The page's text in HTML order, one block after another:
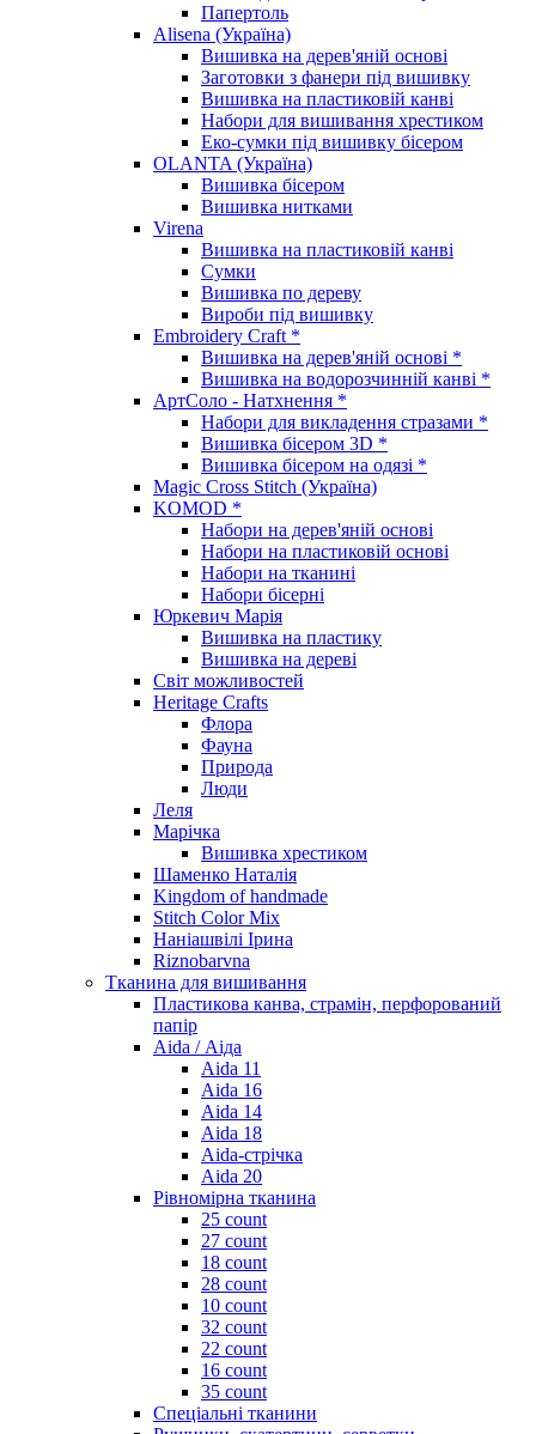
Папертоль
Alisena (Україна)
Вишивка на дерев'яній основі
Заготовки з фанери під вишивку
Вишивка на пластиковій канві
Набори для вишивання хрестиком
Еко-сумки під вишивку бісером
OLANTA (Україна)
Вишивка бісером
Вишивка нитками
Virena
Вишивка на пластиковій канві
Сумки
Вишивка по дереву
Вироби під вишивку
Embroidery Craft *
Вишивка на дерев'яній основі *
Вишивка на водорозчинній канві *
АртСоло - Натхнення *
Набори для викладення стразами *
Вишивка бісером 3D *
Вишивка бісером на одязі *
Magic Cross Stitch (Україна)
KOMOD *
Набори на дерев'яній основі
Набори на пластиковій основі
Набори на тканині
Набори бісерні
Юркевич Марія
Вишивка на пластику
Вишивка на дереві
Світ можливостей
Heritage Crafts
Флора
Фауна
Природа
Люди
Леля
Марічка
Вишивка хрестиком
Шаменко Наталія
Kingdom of handmade
Stitch Color Mix
Наніашвілі Ірина
Riznobarvna
Тканина для вишивання
Пластикова канва, страмін, перфорований
папір
Aida / Аіда
Aida 11
Aida 16
Aida 14
Aida 18
Aida-стрічка
Aida 20
Рівномірна тканина
25 count
27 count
18 count
28 count
10 count
32 count
22 count
16 count
35 count
Спеціальні тканини